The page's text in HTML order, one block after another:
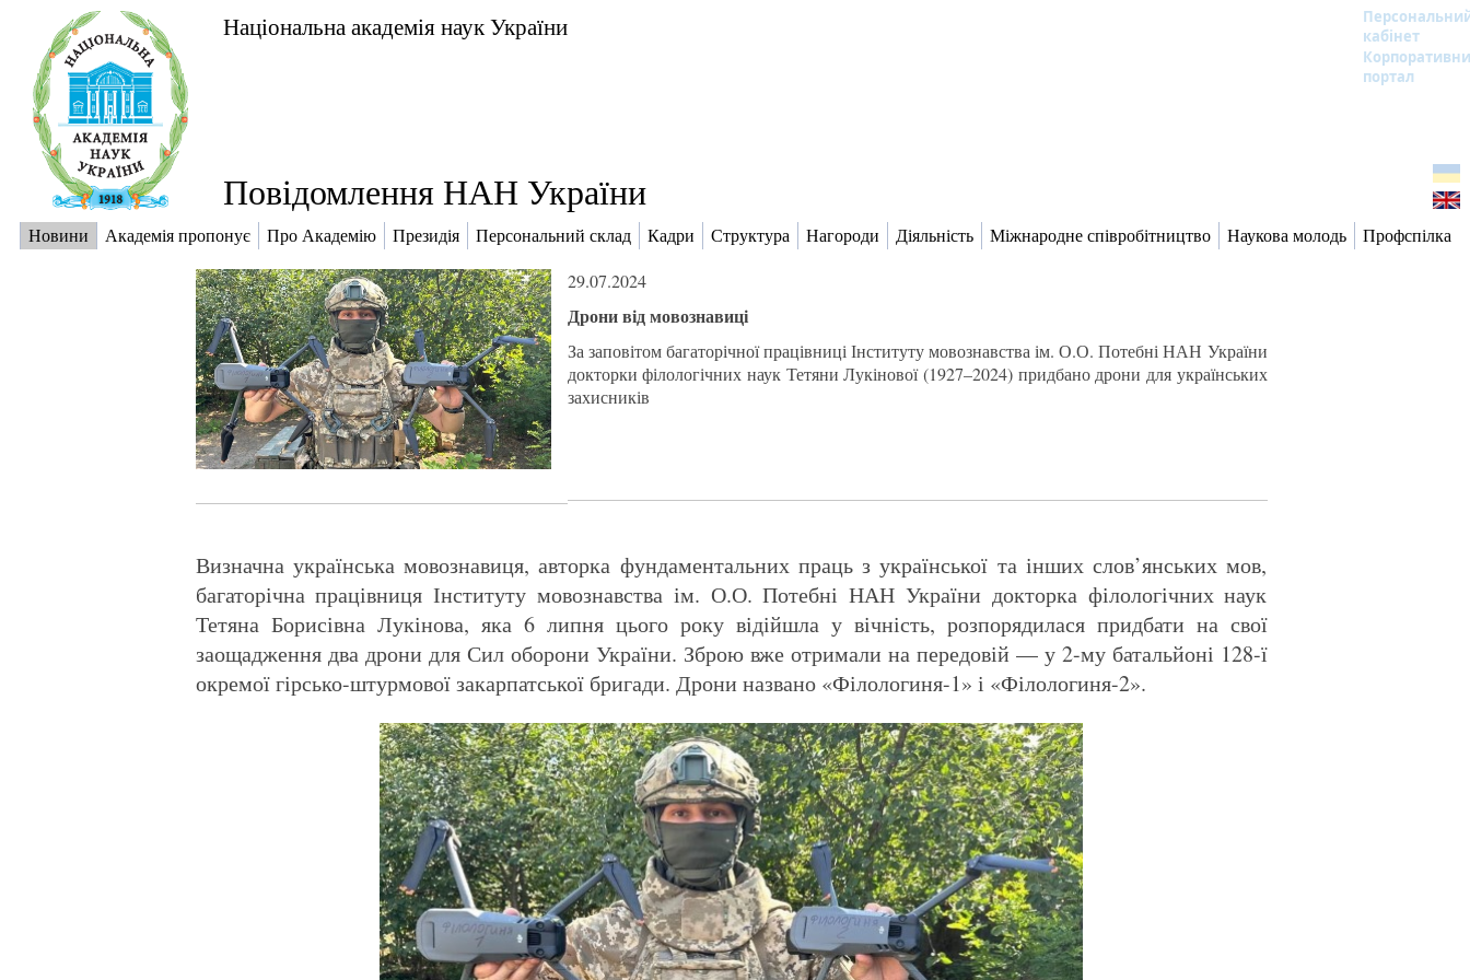
Національна академія наук України
кабінет
портал
Повідомлення НАН України
Новини Академія пропонує Про Академію Президія Персональний склад Кадри Структура Нагороди Діяльність Міжнародне співробітництво Наукова молодь Профспілка
29.07.2024
Дрони від мовознавиці
За заповітом багаторічної працівниці Інституту мовознавства ім. О.О. Потебні НАН України
докторки філологічних наук Тетяни Лукінової (1927–2024) придбано дрони для українських
захисників
Визначна українська мовознавиця, авторка фундаментальних праць з української та інших слов’янських мов,
багаторічна працівниця Інституту мовознавства ім. О.О. Потебні НАН України докторка філологічних наук
Тетяна Борисівна Лукінова, яка 6 липня цього року відійшла у вічність, розпорядилася придбати на свої
заощадження два дрони для Сил оборони України. Зброю вже отримали на передовій — у 2-му батальйоні 128-ї
окремої гірсько-штурмової закарпатської бригади. Дрони названо «Філологиня-1» і «Філологиня-2».